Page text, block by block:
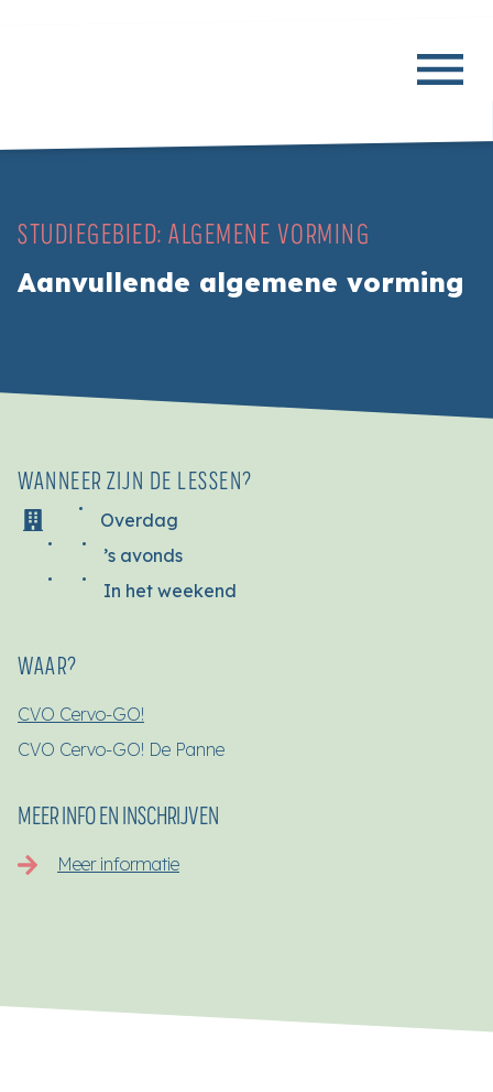
STUDIEGEBIED: ALGEMENE VORMING
Aanvullende algemene vorming
WANNEER ZIJN DE LESSEN?
Overdag
’s avonds
In het weekend
WAAR?
CVO Cervo-GO!
CVO Cervo-GO! De Panne
MEER INFO EN INSCHRIJVEN
Meer informatie